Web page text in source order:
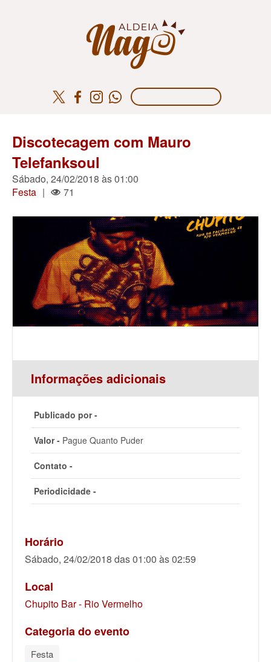
Discotecagem com Mauro
Telefanksoul
Sábado, 24/02/2018 às 01:00
Festa | 71
Informações adicionais
Publicado por -
Valor - Pague Quanto Puder
Contato -
Periodicidade -
Horário
Sábado, 24/02/2018 das 01:00 às 02:59
Local
Chupito Bar - Rio Vermelho
Categoria do evento
Festa